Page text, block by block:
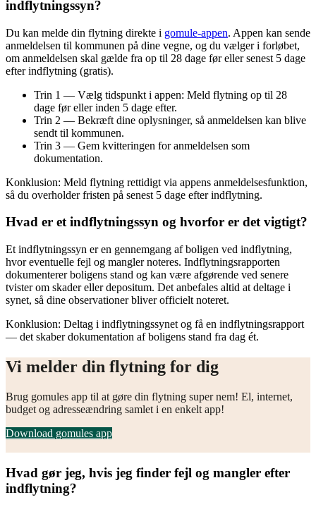
indflytningssyn?
Du kan melde din flytning direkte i gomule-appen. Appen kan sende
anmeldelsen til kommunen på dine vegne, og du vælger i forløbet,
om anmeldelsen skal gælde fra op til 28 dage før eller senest 5 dage
efter indflytning (gratis).
Trin 1 — Vælg tidspunkt i appen: Meld flytning op til 28
dage før eller inden 5 dage efter.
Trin 2 — Bekræft dine oplysninger, så anmeldelsen kan blive
sendt til kommunen.
Trin 3 — Gem kvitteringen for anmeldelsen som
dokumentation.
Konklusion: Meld flytning rettidigt via appens anmeldelsesfunktion,
så du overholder fristen på senest 5 dage efter indflytning.
Hvad er et indflytningssyn og hvorfor er det vigtigt?
Et indflytningssyn er en gennemgang af boligen ved indflytning,
hvor eventuelle fejl og mangler noteres. Indflytningsrapporten
dokumenterer boligens stand og kan være afgørende ved senere
tvister om skader eller depositum. Det anbefales altid at deltage i
synet, så dine observationer bliver officielt noteret.
Konklusion: Deltag i indflytningssynet og få en indflytningsrapport
— det skaber dokumentation af boligens stand fra dag ét.
Vi melder din flytning for dig
Brug gomules app til at gøre din flytning super nem! El, internet,
budget og adresseændring samlet i en enkelt app!
Download gomules app
Hvad gør jeg, hvis jeg finder fejl og mangler efter
indflytning?